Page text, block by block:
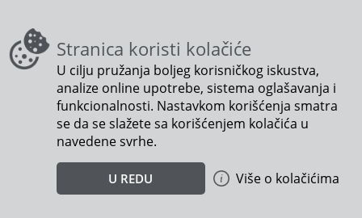
Stranica koristi kolačiće
U cilju pružanja boljeg korisničkog iskustva,
analize online upotrebe, sistema oglašavanja i
funkcionalnosti. Nastavkom korišćenja smatra
se da se slažete sa korišćenjem kolačića u
navedene svrhe.
U REDU Više o kolačićima